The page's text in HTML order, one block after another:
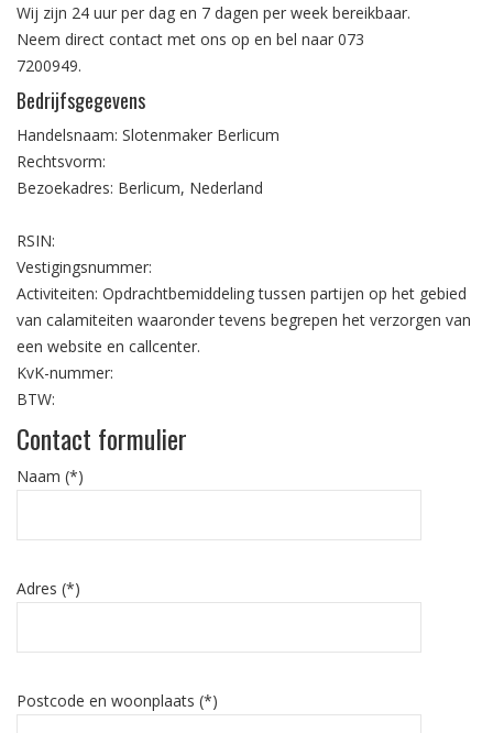
Wij zijn 24 uur per dag en 7 dagen per week bereikbaar.
Neem direct contact met ons op en bel naar 073
7200949.
Bedrijfsgegevens
Handelsnaam: Slotenmaker Berlicum
Rechtsvorm:
Bezoekadres: Berlicum, Nederland
RSIN:
Vestigingsnummer:
Activiteiten: Opdrachtbemiddeling tussen partijen op het gebied
van calamiteiten waaronder tevens begrepen het verzorgen van
een website en callcenter.
KvK-nummer:
BTW:
Contact formulier
Naam (*)
Adres (*)
Postcode en woonplaats (*)